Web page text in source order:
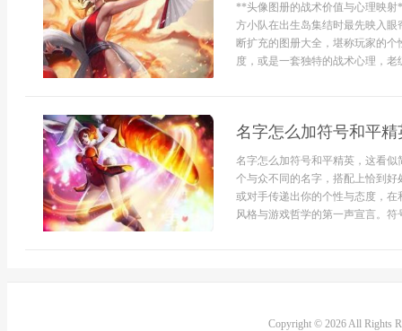
**头像图册的战术价值与心理映
方小队在出生岛集结时最先映入
断扩充的图册大全，堪称玩家的
度，或是一套独特的战术心理，
名字怎么加符号和平
名字怎么加符号和平精英，这看
个与众不同的名字，搭配上恰到
或对手传递出你的个性与态度，
风格与游戏哲学的第一声宣言。符
Copyright © 2026 All Rights